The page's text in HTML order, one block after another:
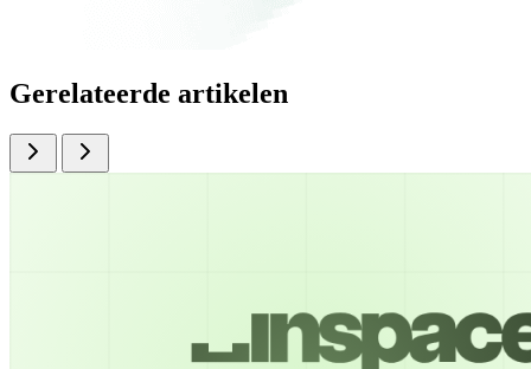
Gerelateerde artikelen